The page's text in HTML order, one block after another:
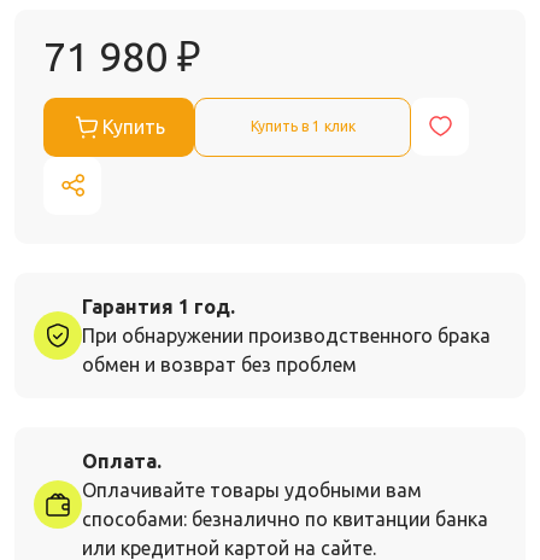
71 980 ₽
Купить Купить в 1 клик
Гарантия 1 год.
При обнаружении производственного брака
обмен и возврат без проблем
Оплата.
Оплачивайте товары удобными вам
способами: безналично по квитанции банка
или кредитной картой на сайте.